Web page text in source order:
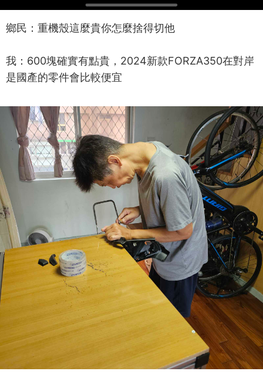
鄉民：重機殼這麼貴你怎麼捨得切他
我：600塊確實有點貴，2024新款FORZA350在對岸
是國產的零件會比較便宜